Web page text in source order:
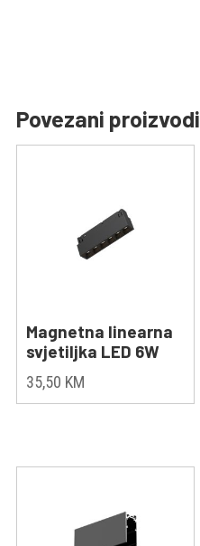
Povezani proizvodi
Magnetna linearna
svjetiljka LED 6W
35,50 KM